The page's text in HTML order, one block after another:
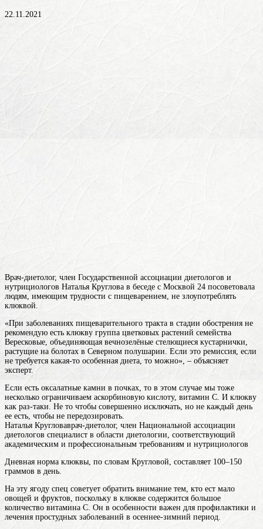
22.11.2021
Врач-диетолог, член Государственной ассоциации диетологов и
нутрициологов Наталья Круглова в беседе с Москвой 24 посоветовала
людям, имеющим трудности с пищеварением, не злоупотреблять
клюквой.
«При заболеваниях пищеварительного тракта в стадии обострения не
рекомендую есть клюкву группа цветковых растений семейства
Вересковые, объединяющая вечнозелёные стелющиеся кустарнички,
растущие на болотах в Северном полушарии . Если это ремиссия, если
не требуется какая-то особенная диета, то можно», – объясняет
эксперт.
Если есть оксалатные камни в почках, то в этом случае мы тоже
несколько ограничиваем аскорбиновую кислоту, витамин С. И клюкву
как раз-таки. Не то чтобы совершенно исключать, но не каждый день
ее есть, чтобы не передозировать.
Наталья Кругловаврач-диетолог, член Национальной ассоциации
диетологов специалист в области диетологии, соответствующий
академическим и профессиональным требованиям и нутрициологов
Дневная норма клюквы, по словам Кругловой, составляет 100–150
граммов в день.
На эту ягоду спец советует обратить внимание тем, кто ест мало
овощей и фруктов, поскольку в клюкве содержится большое
количество витамина С. Он в особенности важен для профилактики и
лечения простудных заболеваний в осеннее-зимний период.